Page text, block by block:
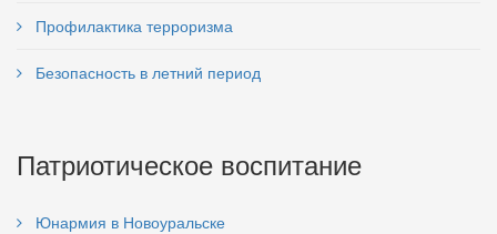
Профилактика терроризма
Безопасность в летний период
Патриотическое воспитание
Юнармия в Новоуральске